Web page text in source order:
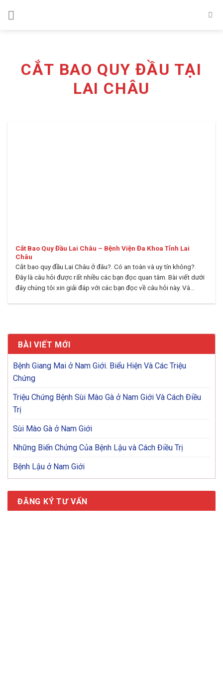
CẮT BAO QUY ĐẦU TẠI
LAI CHÂU
Cắt Bao Quy Đầu Lai Châu – Bệnh Viện Đa Khoa Tỉnh Lai
Châu
Cắt bao quy đầu Lai Châu ở đâu?. Có an toàn và uy tín không?.
Đây là câu hỏi được rất nhiều các bạn đọc quan tâm. Bài viết dưới
đây chúng tôi xin giải đáp với các bạn đọc về câu hỏi này. Và...
BÀI VIẾT MỚI
Bệnh Giang Mai ở Nam Giới. Biểu Hiện Và Các Triệu
Chứng
Triệu Chứng Bệnh Sùi Mào Gà ở Nam Giới Và Cách Điều
Trị
Sùi Mào Gà ở Nam Giới
Những Biến Chứng Của Bệnh Lậu và Cách Điều Trị
Bệnh Lậu ở Nam Giới
ĐĂNG KÝ TƯ VẤN